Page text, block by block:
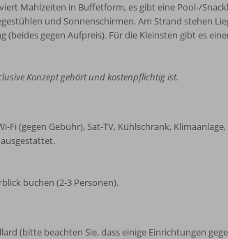
Mahlzeiten in Buffetform, es gibt eine Pool-/
und Sonnenschirmen. Am Strand stehen
gegen Aufpreis). Für die Kleinsten gibt es
Konzept gehört und kostenpflichtig ist.
(gegen Gebühr), Sat-TV, Kühlschrank,
buchen (2-3 Personen).
(bitte beachten Sie, dass einige Einrichtungen